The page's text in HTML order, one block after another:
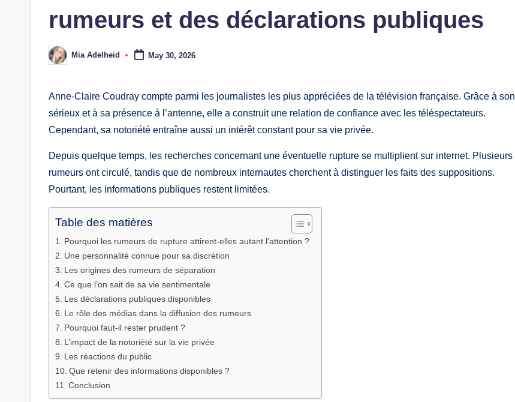
rumeurs et des déclarations publiques
Posted
by
Mia Adelheid May 30, 2026
Anne-Claire Coudray compte parmi les journalistes les plus appréciées de la télévision française. Grâce à son
sérieux et à sa présence à l’antenne, elle a construit une relation de confiance avec les téléspectateurs.
Cependant, sa notoriété entraîne aussi un intérêt constant pour sa vie privée.
Depuis quelque temps, les recherches concernant une éventuelle rupture se multiplient sur internet. Plusieurs
rumeurs ont circulé, tandis que de nombreux internautes cherchent à distinguer les faits des suppositions.
Pourtant, les informations publiques restent limitées.
Table des matières
Pourquoi les rumeurs de rupture attirent-elles autant l’attention ?
Une personnalité connue pour sa discrétion
Les origines des rumeurs de séparation
Ce que l’on sait de sa vie sentimentale
Les déclarations publiques disponibles
Le rôle des médias dans la diffusion des rumeurs
Pourquoi faut-il rester prudent ?
L’impact de la notoriété sur la vie privée
Les réactions du public
Que retenir des informations disponibles ?
Conclusion